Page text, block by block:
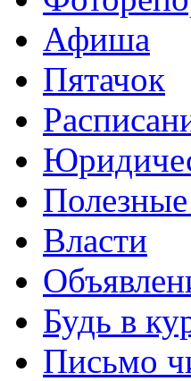
Афиша
Пятачок
Власти
Будь в
Письмо